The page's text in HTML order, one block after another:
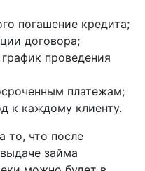
погашение кредита;
договора;
проведения
платежам;
к каждому клиенту.
то, что после
займа